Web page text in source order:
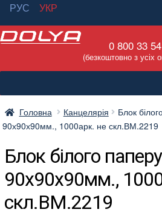
РУС
УКР
Перейти
навігації
Перейти
вмісту
0 800 33
(безкоштовно з усіх
Головна Канцелярія
Блок
90х90х90мм., 1000арк. не скл.ВМ.2219
Блок білого
90х90х90мм.,
скл.ВМ.2219